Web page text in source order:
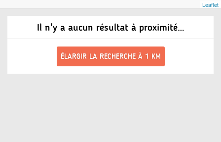
Il n'y a aucun résultat à proximité…
ÉLARGIR LA RECHERCHE À 1 KM
Leaflet